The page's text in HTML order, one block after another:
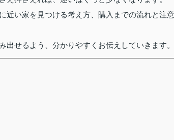
近い家を見つける考え方、購入までの流れと注意
せるよう、分かりやすくお伝えしていきます。